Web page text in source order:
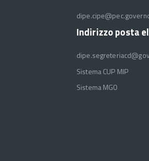
Indirizzo posta
Sistema CUP MIP
Sistema MGO